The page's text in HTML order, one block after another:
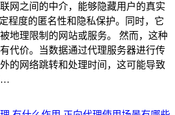
网之间的中介，能够隐藏用户的真实
程度的匿名性和隐私保护。同时，它
地理限制的网站或服务。 然而，这种
代价。当数据通过代理服务器进行传
的网络跳转和处理时间，这可能导致
…